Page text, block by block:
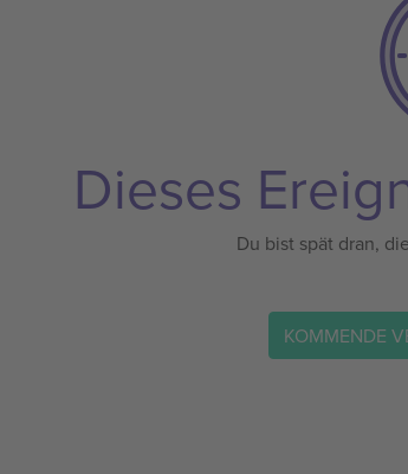
Dieses
Du bist spät dran,
KOMMENDE